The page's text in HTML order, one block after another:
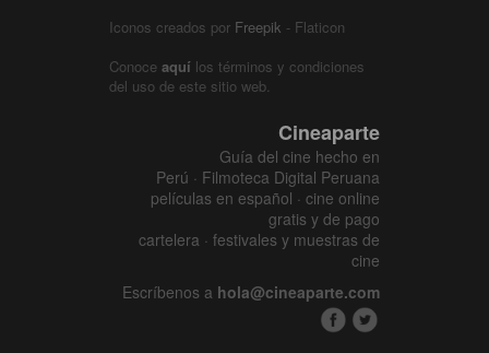
Iconos creados por Freepik - Flaticon
Conoce aquí los términos y condiciones
del uso de este sitio web.
Cineaparte
Guía del cine hecho en
Perú · Filmoteca Digital Peruana
películas en español · cine online
gratis y de pago
cartelera · festivales y muestras de
cine
Escríbenos a hola@cineaparte.com